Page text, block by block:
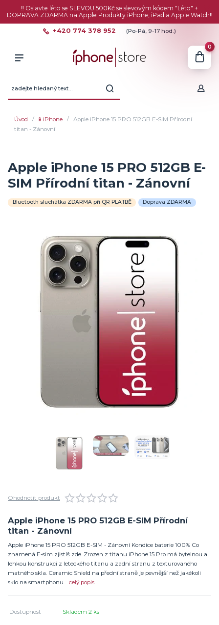
‼️ Oslavte léto se SLEVOU 500Kč se slevovým kódem "Léto" +
DOPRAVA ZDARMA na Apple Produkty iPhone, iPad a Apple Watch‼️
+420 774 378 952 (Po-Pá, 9-17 hod.)
0
Úvod 📱iPhone
Apple iPhone 15 PRO 512GB E-SIM Přírodní
titan - Zánovní
Apple iPhone 15 PRO 512GB E-
SIM Přírodní titan - Zánovní
Bluetooth sluchátka ZDARMA při QR PLATBĚ Doprava ZDARMA
Ohodnotit produkt
Apple iPhone 15 PRO 512GB E-SIM Přírodní
titan - Zánovní
Apple iPhone 15 PRO 512GB E-SIM - Zánovní Kondice baterie 100% Co
znamená E-sim zjistíš zde. Zrozen z titanu iPhone 15 Pro má bytelnou a
lehkou konstrukci z leteckého titanu a zadní stranu z texturovaného
matného skla. Ceramic Shield na přední straně je pevnější než jakékoli
sklo na smartphonu.... celý popis
Dostupnost Skladem 2 ks